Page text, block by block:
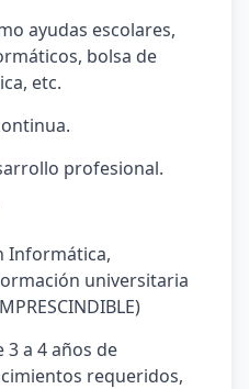
ayudas escolares,
bolsa de
etc.
profesional.
Informática,
universitaria
3 a 4 años de
requeridos,